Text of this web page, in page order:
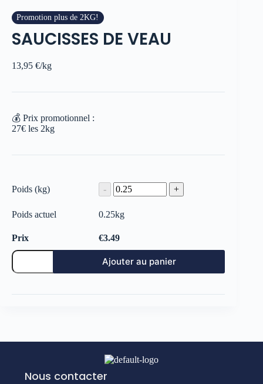
Promotion plus de 2KG!
SAUCISSES DE VEAU
13,95 €/kg
💰 Prix promotionnel :
27€ les 2kg
Poids (kg)
Poids actuel 0.25kg
Prix €3.49
Ajouter au panier
Nous contacter